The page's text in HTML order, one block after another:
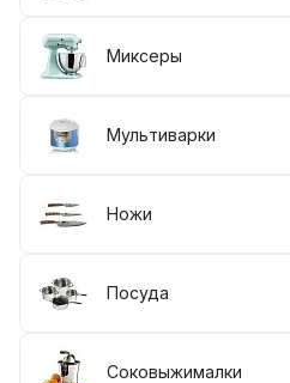
Миксеры
Мультиварки
Ножи
Посуда
Соковыжималки